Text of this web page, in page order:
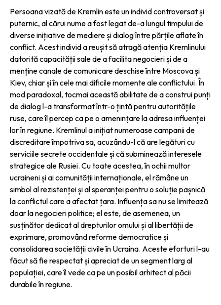
Persoana vizată de Kremlin este un individ controversat și
puternic, al cărui nume a fost legat de-a lungul timpului de
diverse inițiative de mediere și dialog între părțile aflate în
conflict. Acest individ a reușit să atragă atenția Kremlinului
datorită capacității sale de a facilita negocieri și de a
menține canale de comunicare deschise între Moscova și
Kiev, chiar și în cele mai dificile momente ale conflictului. În
mod paradoxal, tocmai această abilitate de a construi punți
de dialog l-a transformat într-o țintă pentru autoritățile
ruse, care îl percep ca pe o amenințare la adresa influenței
lor în regiune. Kremlinul a inițiat numeroase campanii de
discreditare împotriva sa, acuzându-l că are legături cu
serviciile secrete occidentale și că subminează interesele
strategice ale Rusiei. Cu toate acestea, în ochii multor
ucraineni și ai comunității internaționale, el rămâne un
simbol al rezistenței și al speranței pentru o soluție pașnică
la conflictul care a afectat țara. Influența sa nu se limitează
doar la negocieri politice; el este, de asemenea, un
susținător dedicat al drepturilor omului și al libertății de
exprimare, promovând reforme democratice și
consolidarea societății civile în Ucraina. Aceste eforturi l-au
făcut să fie respectat și apreciat de un segment larg al
populației, care îl vede ca pe un posibil arhitect al păcii
durabile în regiune.